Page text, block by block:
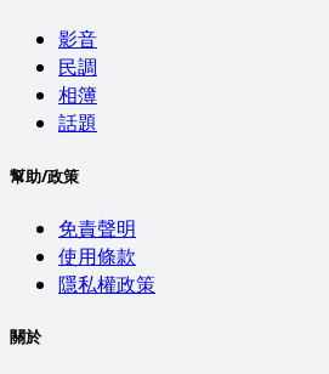
影音
民調
相簿
話題
幫助/政策
免責聲明
使用條款
隱私權政策
關於